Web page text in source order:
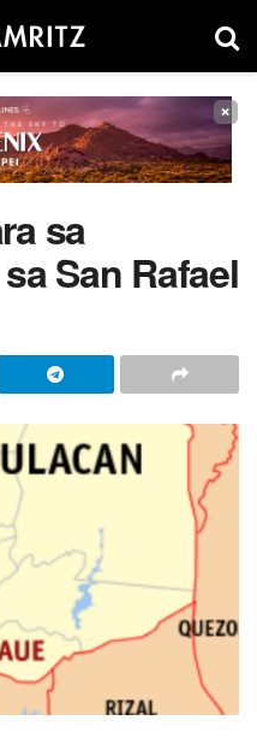
×
sa
San Rafael